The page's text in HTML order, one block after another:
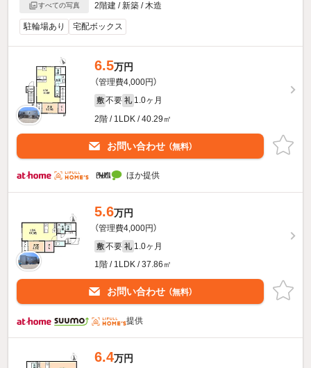
すべての写真
2階建 / 新築 / 木造
駐輪場あり 宅配ボックス
6.5万円
（管理費4,000円）
敷 不要 礼 1.0ヶ月
2階 / 1LDK / 40.29㎡
お問い合わせ （無料）
ほか提供
5.6万円
（管理費4,000円）
敷 不要 礼 1.0ヶ月
1階 / 1LDK / 37.86㎡
お問い合わせ （無料）
提供
6.4万円